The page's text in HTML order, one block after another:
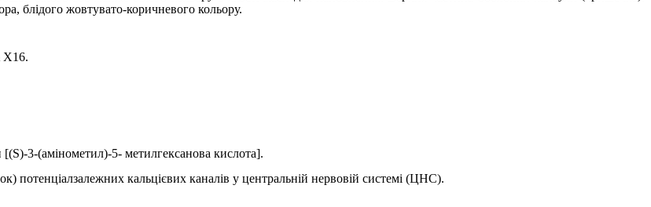
блідого жовтувато-коричневого кольору.
X16.
[(S)-3-(амінометил)-5- метилгексанова кислота].
потенціалзалежних кальцієвих каналів у центральній нервовій системі (ЦНС).